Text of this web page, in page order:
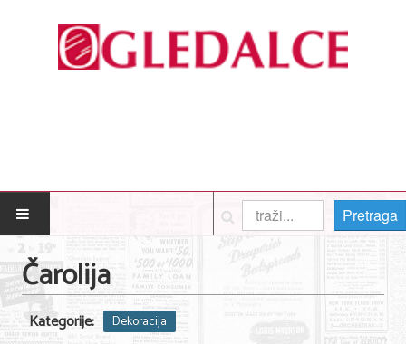
POČETNA
Posao
Pretraga
Čarolija
Kategorije: Dekoracija